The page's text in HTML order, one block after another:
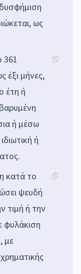
ως
361
έξι μήνες,
έτη ή
ή μέσω
ή
κατά το
ψευδή
τιμή ή την
φυλάκιση
με